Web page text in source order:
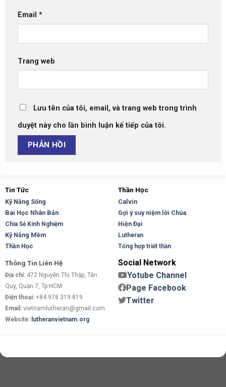
Email *
Trang web
Lưu tên của tôi, email, và trang web trong trình
duyệt này cho lần bình luận kế tiếp của tôi.
Tin Tức
Kỹ Năng Sống
Bài Học Nhân Bản
Chia Sẻ Kinh Nghiệm
Kỹ Năng Mềm
Thần Học
Thần Học
Calvin
Gợi ý suy niệm lời Chúa
Hiện Đại
Lutheran
Tổng hợp triết thần
Thông Tin Liên Hệ
Địa chỉ: 472 Nguyễn Thị Thập, Tân
Quy, Quận 7, Tp.HCM
Điện thoại: +84.978.319.819
Email: vietnamlutheran@gmail.com
Website: lutheranvietnam.org
Social Network
Yotube Channel
Page Facebook
Twitter